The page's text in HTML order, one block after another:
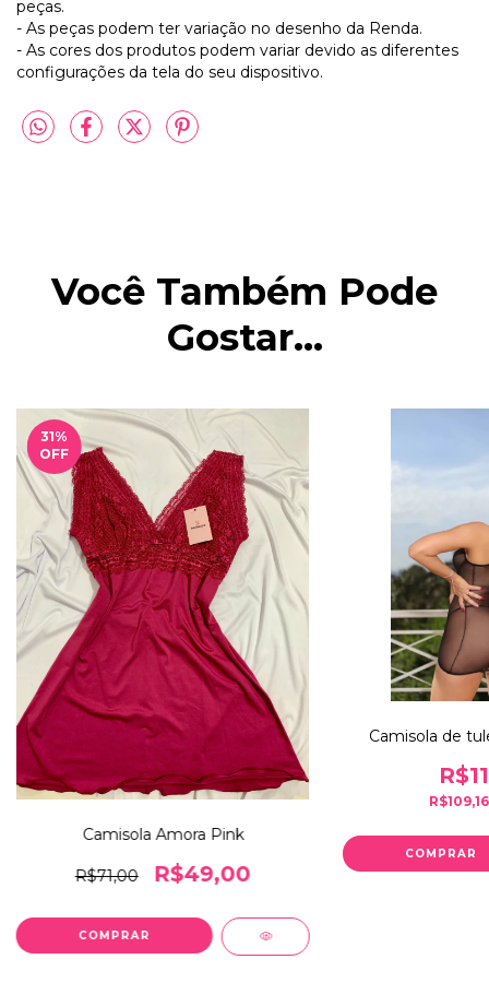
peças.
- As peças podem ter variação no desenho da Renda.
- As cores dos produtos podem variar devido as diferentes
configurações da tela do seu dispositivo.
Você Também Pode
Gostar...
31%
OFF
Camisola Amora Pink
R$71,00 R$49,00
COMPRAR
Camisola de
COMPRAR